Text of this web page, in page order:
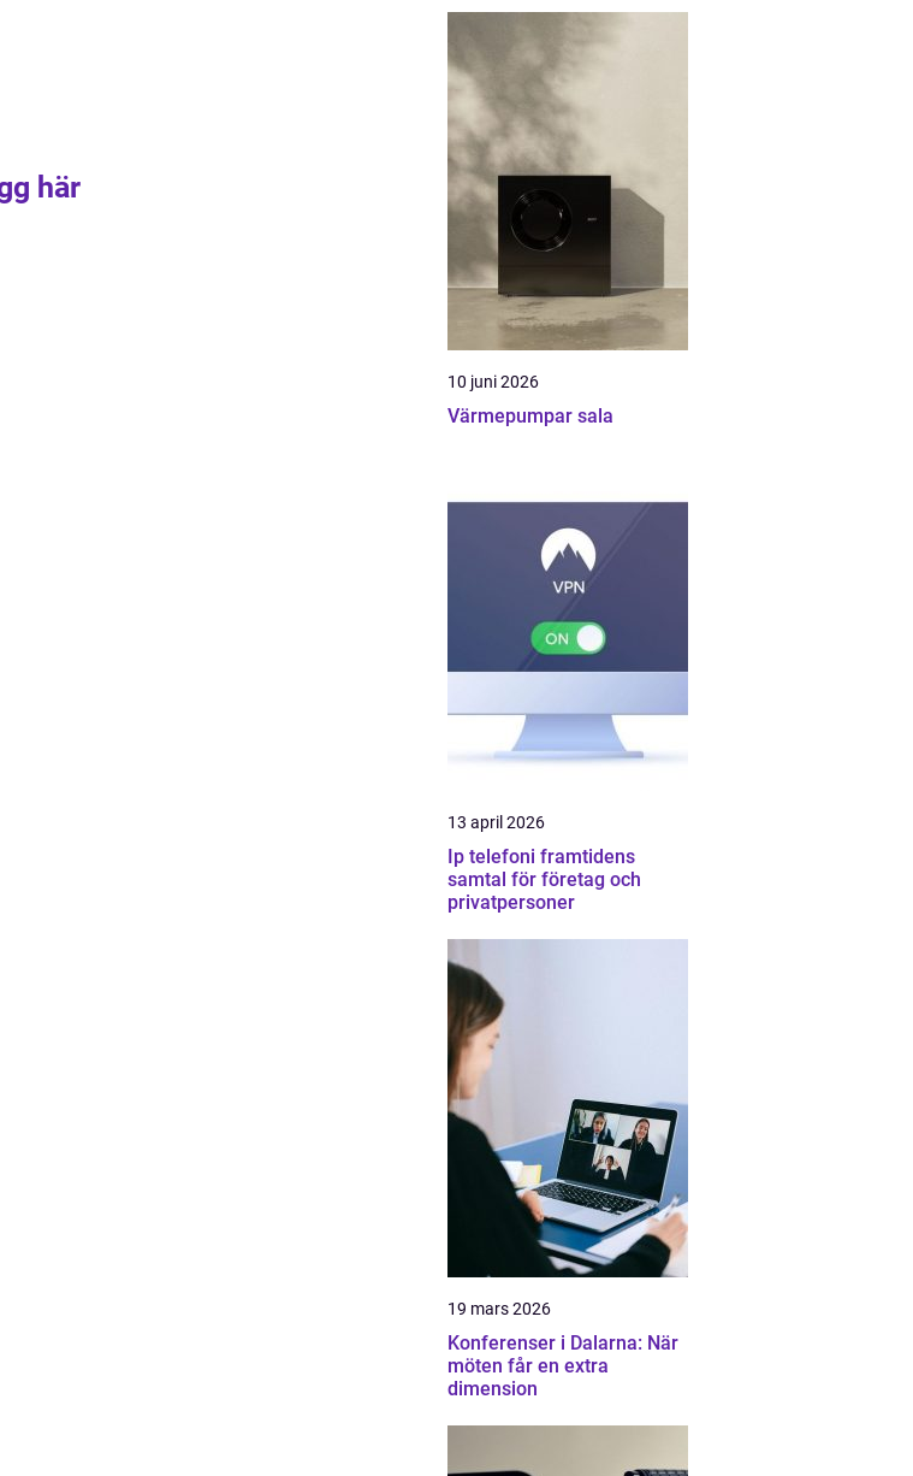
här
10 juni 2026
Värmepumpar sala
13 april 2026
Ip telefoni framtidens
samtal för företag och
privatpersoner
19 mars 2026
Konferenser i Dalarna: När
möten får en extra
dimension